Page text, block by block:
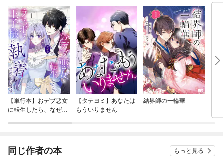
【単行本】おデブ悪女
に転生したら、なぜか
【タテヨミ】あなたは
もういりません
結界師の一輪華
バ
今
同じ作者の本 もっと見る